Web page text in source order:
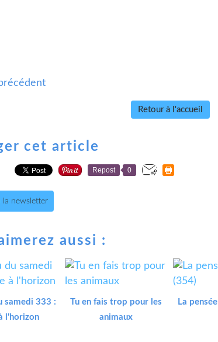
Retour à l'accueil
cet article
Repost 0
la newsletter
aussi :
samedi 333 :
l'horizon
Tu en fais trop pour les
animaux
La